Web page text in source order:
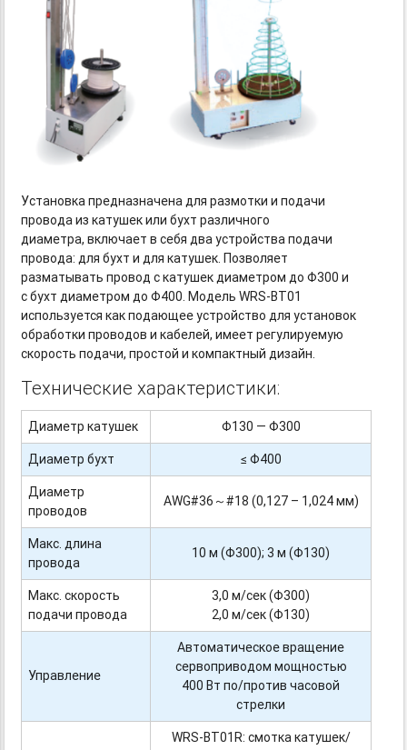
Установка предназначена для размотки и подачи
провода из катушек или бухт различного
диаметра, включает в себя два устройства подачи
провода: для бухт и для катушек. Позволяет
разматывать провод с катушек диаметром до Φ300 и
с бухт диаметром до Φ400. МодельWRS-BT01
используется как подающее устройство для установок
обработки проводов и кабелей, имеет регулируемую
скорость подачи, простой и компактный дизайн.
Технические характеристики:
Диаметр катушек
Φ130 — Φ300
Диаметр бухт
≤ Φ400
Диаметр
проводов
AWG#36～#18 (0,127 – 1,024 мм)
Макс. длина
провода
10 м (Φ300); 3 м (Φ130)
Макс. скорость
подачи провода
3,0 м/сек (Φ300)
2,0 м/сек (Φ130)
Управление
Автоматическое вращение
сервоприводом мощностью
400 Вт по/против часовой
стрелки
WRS-BT01R: смотка катушек/